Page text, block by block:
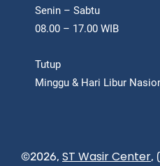
Senin – Sabtu
08.00 – 17.00 WIB
Tutup
Minggu & Hari Libur
©2026, ST Wasir Center,